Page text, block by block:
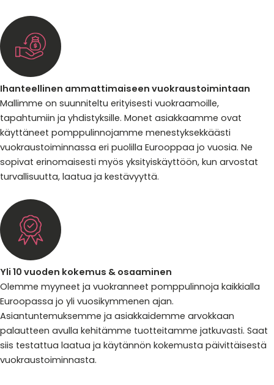
Ihanteellinen ammattimaiseen vuokraustoimintaan
Mallimme on suunniteltu erityisesti vuokraamoille,
tapahtumiin ja yhdistyksille. Monet asiakkaamme ovat
käyttäneet pomppulinnojamme menestyksekkäästi
vuokraustoiminnassa eri puolilla Eurooppaa jo vuosia. Ne
sopivat erinomaisesti myös yksityiskäyttöön, kun arvostat
turvallisuutta, laatua ja kestävyyttä.
Yli 10 vuoden kokemus & osaaminen
Olemme myyneet ja vuokranneet pomppulinnoja kaikkialla
Euroopassa jo yli vuosikymmenen ajan.
Asiantuntemuksemme ja asiakkaidemme arvokkaan
palautteen avulla kehitämme tuotteitamme jatkuvasti. Saat
siis testattua laatua ja käytännön kokemusta päivittäisestä
vuokraustoiminnasta.